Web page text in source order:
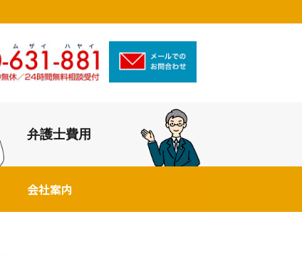
弁護士費用
会社案内